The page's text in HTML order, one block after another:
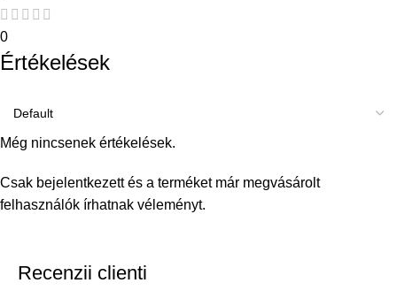
0
Értékelések
Még nincsenek értékelések.
Csak bejelentkezett és a terméket már megvásárolt
felhasználók írhatnak véleményt.
Recenzii clienti